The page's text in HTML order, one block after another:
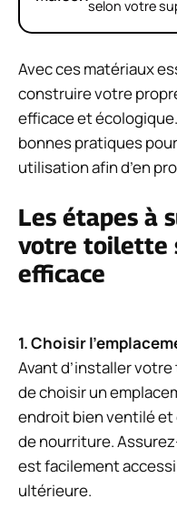
selon votre
Avec ces matériaux
construire votre
efficace et
bonnes pratiques
utilisation afin d’en
Les étapes à
votre toilette
efficace
1. Choisir
Avant d’installer
de choisir un
endroit bien ventilé et
de nourriture.
est facilement
ultérieure.